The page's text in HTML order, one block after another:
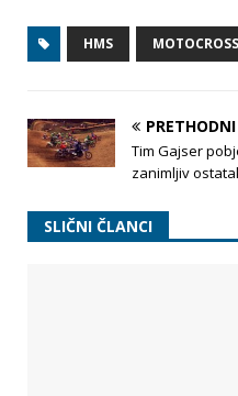
HMS MOTOCROSS
Tim Gajser
zanimljiv
SLIČNI ČLANCI